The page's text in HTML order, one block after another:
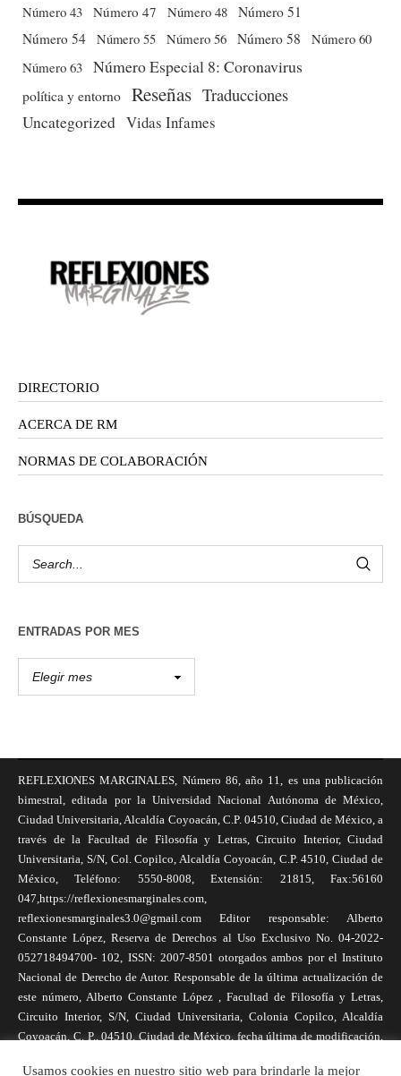
Número 43 Número 47 Número 48 Número 51
Número 54 Número 55 Número 56 Número 58
Número 60
Número 63 Número Especial 8: Coronavirus
política y entorno Reseñas Traducciones
Uncategorized Vidas Infames
DIRECTORIO
ACERCA DE RM
NORMAS DE COLABORACIÓN
BÚSQUEDA
ENTRADAS POR MES
REFLEXIONES MARGINALES, Número 86, año 11, es una publicación
bimestral, editada por la Universidad Nacional Autónoma de México,
Ciudad Universitaria, Alcaldía Coyoacán, C.P. 04510, Ciudad de México, a
través de la Facultad de Filosofía y Letras, Circuito Interior, Ciudad
Universitaria, S/N, Col. Copilco, Alcaldía Coyoacán, C.P. 4510, Ciudad de
México, Teléfono: 5550-8008, Extensión: 21815, Fax:56160
047,https://reflexionesmarginales.com,
reflexionesmarginales3.0@gmail.com Editor responsable: Alberto
Constante López, Reserva de Derechos al Uso Exclusivo No. 04-2022-
052718494700- 102, ISSN: 2007-8501 otorgados ambos por el Instituto
Nacional de Derecho de Autor. Responsable de la última actualización de
este número, Alberto Constante López , Facultad de Filosofía y Letras,
Circuito Interior, S/N, Ciudad Universitaria, Colonia Copilco, Alcaldía
Coyoacán, C. P., 04510, Ciudad de México, fecha última de modificación,
Usamos cookies en nuestro sitio web para brindarle la mejor